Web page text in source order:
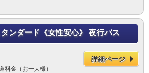
ンダード《女性安心》 夜行バス
料金（お一人様）
詳細ページ